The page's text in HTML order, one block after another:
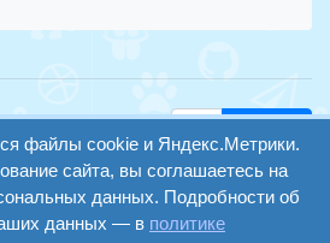
вход
Найти
Версия
сайта для
слабовидящих
файлы cookie и Яндекс.Метрики.
сайта, вы соглашаетесь на
данных. Подробности об
данных — в политике